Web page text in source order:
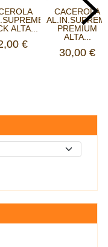
ALTA...
€
CACEROLA
PREMIUM
ALTA...
30,00 €